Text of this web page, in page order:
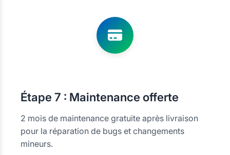
Étape 7 : Maintenance offerte
2 mois de maintenance gratuite après livraison
pour la réparation de bugs et changements
mineurs.